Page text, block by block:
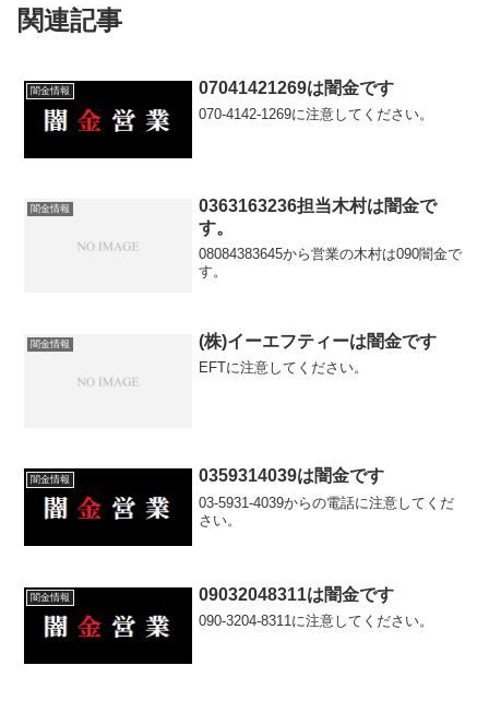
関連記事
闇金情報 07041421269は闇金です
070-4142-1269に注意してください。
闇金情報
0363163236担当木村は闇金で
す。
08084383645から営業の木村は090闇金で
す。
闇金情報 (株)イーエフティーは闇金です
EFTに注意してください。
闇金情報 0359314039は闇金です
03-5931-4039からの電話に注意してくだ
さい。
闇金情報 09032048311は闇金です
090-3204-8311に注意してください。